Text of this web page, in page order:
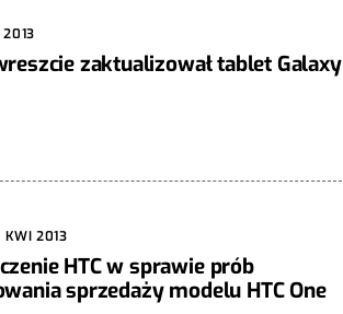
zaktualizował tablet Galaxy
KWI 2013
HTC w sprawie prób
sprzedaży modelu HTC One